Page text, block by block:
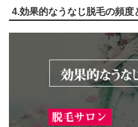
4.効果的なうなじ脱毛の頻度